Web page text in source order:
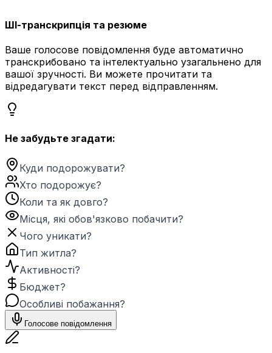
ШІ-транскрипція та резюме
Ваше голосове повідомлення буде автоматично
транскрибовано та інтелектуально узагальнено для
вашої зручності. Ви можете прочитати та
відредагувати текст перед відправленням.
Не забудьте згадати:
Куди подорожувати?
Хто подорожує?
Коли та як довго?
Місця, які обов'язково побачити?
Чого уникати?
Тип житла?
Активності?
Бюджет?
Особливі побажання?
Голосове повідомлення